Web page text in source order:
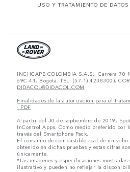
USO Y TRATAMIENTO DE
INCHCAPE COLOMBIA S.A.S., Carrera 70
69C-41, Bogotá. TEL: (57-1) 4238300),
DIDACOL@DIDACOL.COM
Finalidades de la autorizacion para el
- PDF
A partir del 30 de septiembre de 2019,
InControl Apps. Como medio preferido por
través del Smartphone Pack.
El consumo de combustible real de un
obtenido en dichas pruebas y estas cifras
únicamente.
*Las imágenes y especificaciones
ilustrativo y pueden no reflejar la